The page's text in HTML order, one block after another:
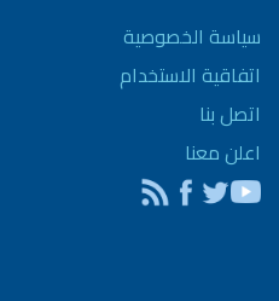
سياسة الخصوصية
اتفاقية الاستخدام
اتصل بنا
اعلن معنا